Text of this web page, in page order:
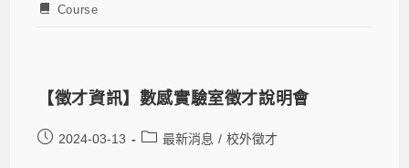
Course
【徵才資訊】數感實驗室徵才說明會
2024-03-13 最新消息 / 校外徵才